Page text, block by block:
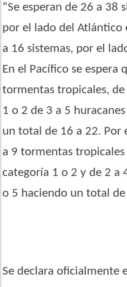
“Se esperan de 26 a 38
por el lado del Atlántico
a 16 sistemas, por el
En el Pacífico se espera
tormentas tropicales,
1 o 2 de 3 a 5
un total de 16 a 22. Por
a 9 tormentas
categoría 1 o 2 y de 2 a
o 5 haciendo un total de
Se declara oficialmente